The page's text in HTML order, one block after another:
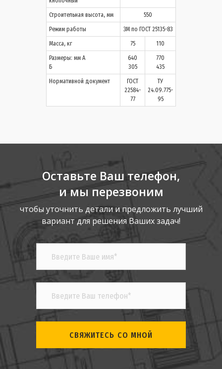
Строительная высота, мм 550
Режим работы ЗМ по ГОСТ 25135-83
Масса, кг 75 110
Размеры: мм А
Б
640
305
770
435
Нормативной документ
ГОСТ
22584-
77
ТУ
24.09.775-
95
Оставьте Ваш телефон,
и мы перезвоним
чтобы уточнить детали и предложить лучший
вариант для решения Ваших задач!
СВЯЖИТЕСЬ СО МНОЙ